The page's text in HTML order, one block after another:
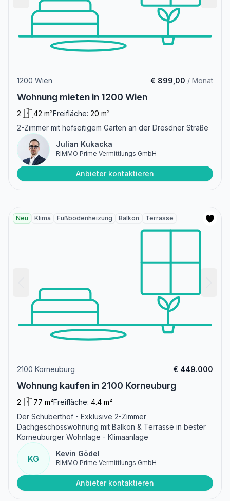
1200 Wien € 899,00 / Monat
Wohnung mieten in 1200 Wien
2 42 m²Freifläche: 20 m²
2-Zimmer mit hofseitigem Garten an der Dresdner Straße
Julian Kukacka
RIMMO Prime Vermittlungs GmbH
Anbieter kontaktieren
Neu Klima Fußbodenheizung Balkon Terrasse
2100 Korneuburg € 449.000
Wohnung kaufen in 2100 Korneuburg
2 77 m²Freifläche: 4.4 m²
Der Schuberthof - Exklusive 2-Zimmer
Dachgeschosswohnung mit Balkon & Terrasse in bester
Korneuburger Wohnlage - Klimaanlage
KG
Kevin Gödel
RIMMO Prime Vermittlungs GmbH
Anbieter kontaktieren